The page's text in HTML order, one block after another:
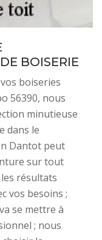
BOISERIE
boiseries
56390, nous
minutieuse
dans le
Dantot peut
sur tout
les résultats
vos besoins ;
se mettre à
; nous